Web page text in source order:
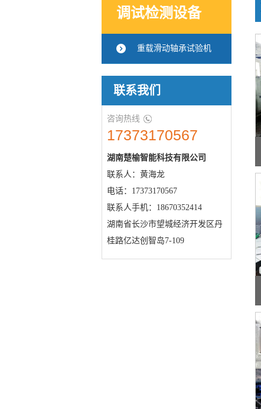
调试检测设备
重载滑动轴承试验机
联系我们
咨询热线
17373170567
湖南楚榆智能科技有限公司
联系人：黄海龙
电话：17373170567
联系人手机：18670352414
湖南省长沙市望城经济开发区丹
桂路亿达创智岛7-109